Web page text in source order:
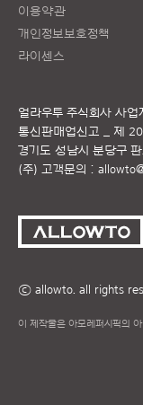
이용약관
개인정보보호정책
라이센스
얼라우투 주식회사 사업
통신판매업신고 _ 제
경기도 성남시 분당구
(주) 고객문의 :
ⓒ allowto. all rights
이 제작물은 아모레퍼시픽의